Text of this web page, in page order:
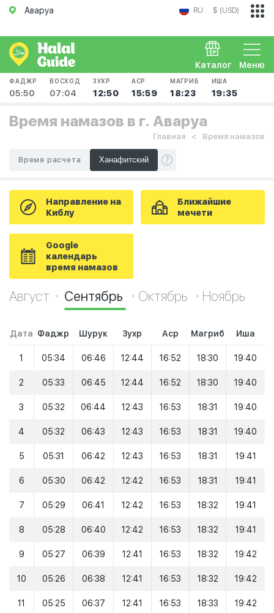
Аваруа RU $ (USD)
Меню
Каталог
ФАДЖР
05:50
ВОСХОД
07:04
ЗУХР
12:50
АСР
15:59
МАГРИБ
18:23
ИША
19:35
Время намазов в г. Аваруа
Главная Время намазов
Время расчета
Направление на
Киблу
Ближайшие
мечети
Google
календарь
время намазов
Август Сентябрь Октябрь Ноябрь
Дата Фаджр Шурук Зухр Аср Магриб Иша
1 05:34 06:46 12:44 16:52 18:30 19:40
2 05:33 06:45 12:44 16:52 18:30 19:40
3 05:32 06:44 12:43 16:53 18:31 19:40
4 05:32 06:43 12:43 16:53 18:31 19:40
5 05:31 06:42 12:43 16:53 18:31 19:41
6 05:30 06:42 12:42 16:53 18:31 19:41
7 05:29 06:41 12:42 16:53 18:32 19:41
8 05:28 06:40 12:42 16:53 18:32 19:41
9 05:27 06:39 12:41 16:53 18:32 19:42
10 05:26 06:38 12:41 16:53 18:32 19:42
11 05:25 06:37 12:41 16:53 18:33 19:42